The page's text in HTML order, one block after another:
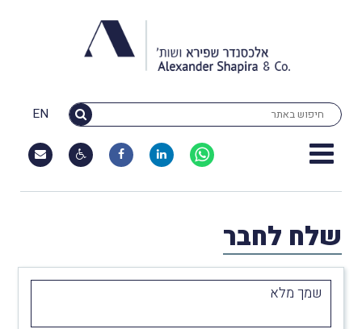
EN
שלח לחבר
שמך מלא